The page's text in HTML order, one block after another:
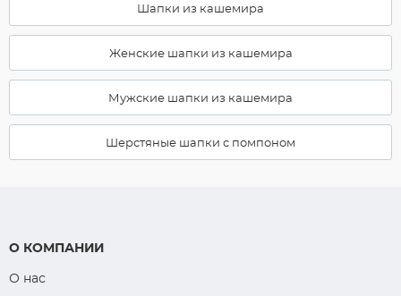
Шапки из кашемира
Женские шапки из кашемира
Мужские шапки из кашемира
Шерстяные шапки с помпоном
О КОМПАНИИ
О нас